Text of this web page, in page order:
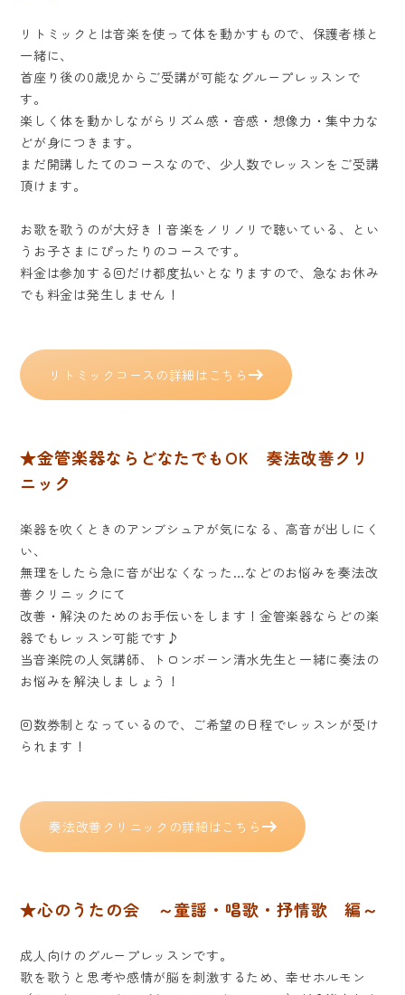
リトミックとは音楽を使って体を動かすもので、保護者様と
一緒に、
首座り後の0歳児からご受講が可能なグループレッスンで
す。
楽しく体を動かしながらリズム感・音感・想像力・集中力な
どが身につきます。
まだ開講したてのコースなので、少人数でレッスンをご受講
頂けます。
お歌を歌うのが大好き！音楽をノリノリで聴いている、とい
うお子さまにぴったりのコースです。
料金は参加する回だけ都度払いとなりますので、急なお休み
でも料金は発生しません！
リトミックコースの詳細はこちら
★金管楽器ならどなたでもOK 奏法改善クリ
ニック
楽器を吹くときのアンブシュアが気になる、高音が出しにく
い、
無理をしたら急に音が出なくなった…などのお悩みを奏法改
善クリニックにて
改善・解決のためのお手伝いをします！金管楽器ならどの楽
器でもレッスン可能です♪
当音楽院の人気講師、トロンボーン清水先生と一緒に奏法の
お悩みを解決しましょう！
回数券制となっているので、ご希望の日程でレッスンが受け
られます！
奏法改善クリニックの詳細はこちら
★心のうたの会 ～童謡・唱歌・抒情歌 編～
成人向けのグループレッスンです。
歌を歌うと思考や感情が脳を刺激するため、幸せホルモン